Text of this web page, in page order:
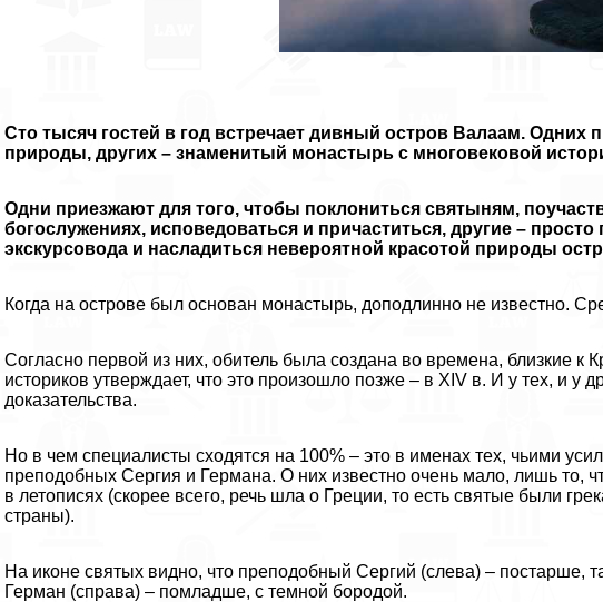
Сто тысяч гостей в год встречает дивный остров Валаам. Одних
природы, других – знаменитый монастырь с многовековой
Одни приезжают для того, чтобы поклониться святыням,
богослужениях, исповедоваться и причаститься, другие –
экскурсовода и насладиться невероятной красотой природы
Когда на острове был основан монастырь, доподлинно не известно.
Согласно первой из них, обитель была создана во времена, близкие к
историков утверждает, что это произошло позже – в XIV в. И у тех, и у
доказательства.
Но в чем специалисты сходятся на 100% – это в именах тех, чьими
преподобных Сергия и Германа. О них известно очень мало, лишь то,
в летописях (скорее всего, речь шла о Греции, то есть святые были
страны).
На иконе святых видно, что преподобный Сергий (слева) – постарше,
Герман (справа) – помладше, с темной бородой.